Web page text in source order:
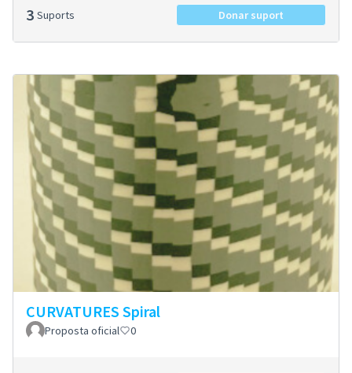
3 Suports Donar suport
CURVATURES Spiral
Proposta oficial 0